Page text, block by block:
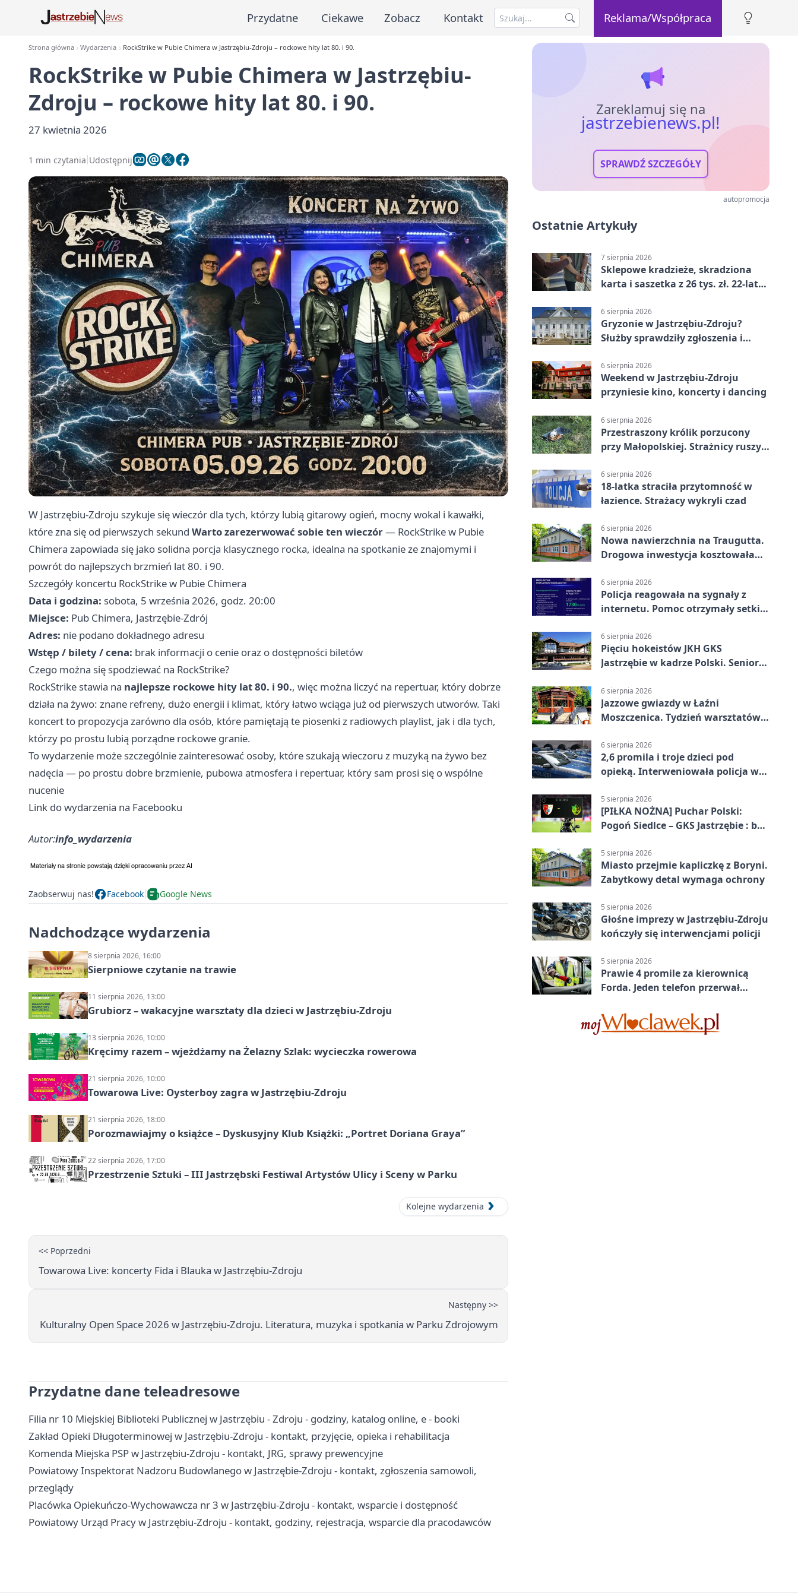
Przydatne Ciekawe Zobacz Kontakt Reklama/Współpraca
Strona główna Wydarzenia RockStrike w Pubie Chimera w Jastrzębiu-Zdroju – rockowe hity lat 80. i 90.
RockStrike w Pubie Chimera w Jastrzębiu-
Zdroju – rockowe hity lat 80. i 90.
27 kwietnia 2026
1 min czytania Udostępnij
W Jastrzębiu-Zdroju szykuje się wieczór dla tych, którzy lubią gitarowy ogień, mocny wokal i kawałki,
które zna się od pierwszych sekund Warto zarezerwować sobie ten wieczór— RockStrike w Pubie
Chimera zapowiada się jako solidna porcja klasycznego rocka, idealna na spotkanie ze znajomymi i
powrót do najlepszych brzmień lat 80. i 90.
Szczegóły koncertu RockStrike w Pubie Chimera
Data i godzina: sobota, 5 września 2026, godz. 20:00
Miejsce: Pub Chimera, Jastrzębie-Zdrój
Adres: nie podano dokładnego adresu
Wstęp / bilety / cena: brak informacji o cenie oraz o dostępności biletów
Czego można się spodziewać na RockStrike?
RockStrike stawia na najlepsze rockowe hity lat 80. i 90., więc można liczyć na repertuar, który dobrze
działa na żywo: znane refreny, dużo energii i klimat, który łatwo wciąga już od pierwszych utworów. Taki
koncert to propozycja zarówno dla osób, które pamiętają te piosenki z radiowych playlist, jak i dla tych,
którzy po prostu lubią porządne rockowe granie.
To wydarzenie może szczególnie zainteresować osoby, które szukają wieczoru z muzyką na żywo bez
nadęcia — po prostu dobre brzmienie, pubowa atmosfera i repertuar, który sam prosi się o wspólne
nucenie
Link do wydarzenia na Facebooku
Autor:info_wydarzenia
Zaobserwuj nas! Facebook Google News
Nadchodzące wydarzenia
8 sierpnia 2026, 16:00
Sierpniowe czytanie na trawie
11 sierpnia 2026, 13:00
Grubiorz – wakacyjne warsztaty dla dzieci w Jastrzębiu-Zdroju
13 sierpnia 2026, 10:00
Kręcimy razem – wjeżdżamy na Żelazny Szlak: wycieczka rowerowa
21 sierpnia 2026, 10:00
Towarowa Live: Oysterboy zagra w Jastrzębiu-Zdroju
21 sierpnia 2026, 18:00
Porozmawiajmy o książce – Dyskusyjny Klub Książki: „Portret Doriana Graya”
22 sierpnia 2026, 17:00
Przestrzenie Sztuki – III Jastrzębski Festiwal Artystów Ulicy i Sceny w Parku
Kolejne wydarzenia
<< Poprzedni
Towarowa Live: koncerty Fida i Blauka w Jastrzębiu-Zdroju
Następny >>
Kulturalny Open Space 2026 w Jastrzębiu-Zdroju. Literatura, muzyka i spotkania w Parku Zdrojowym
Przydatne dane teleadresowe
Filia nr 10 Miejskiej Biblioteki Publicznej w Jastrzębiu - Zdroju - godziny, katalog online, e - booki
Zakład Opieki Długoterminowej w Jastrzębiu-Zdroju - kontakt, przyjęcie, opieka i rehabilitacja
Komenda Miejska PSP w Jastrzębiu-Zdroju - kontakt, JRG, sprawy prewencyjne
Powiatowy Inspektorat Nadzoru Budowlanego w Jastrzębie-Zdroju - kontakt, zgłoszenia samowoli,
przeglądy
Placówka Opiekuńczo-Wychowawcza nr 3 w Jastrzębiu-Zdroju - kontakt, wsparcie i dostępność
Powiatowy Urząd Pracy w Jastrzębiu-Zdroju - kontakt, godziny, rejestracja, wsparcie dla pracodawców
Zareklamuj się na
jastrzebienews.pl!
SPRAWDŹ SZCZEGÓŁY
autopromocja
Ostatnie Artykuły
7 sierpnia 2026
Sklepowe kradzieże, skradziona
karta i saszetka z 26 tys. zł. 22-latek
6 sierpnia 2026
Gryzonie w Jastrzębiu-Zdroju?
Służby sprawdziły zgłoszenia i
6 sierpnia 2026
Weekend w Jastrzębiu-Zdroju
przyniesie kino, koncerty i dancing
6 sierpnia 2026
Przestraszony królik porzucony
przy Małopolskiej. Strażnicy ruszyli
6 sierpnia 2026
18-latka straciła przytomność w
łazience. Strażacy wykryli czad
6 sierpnia 2026
Nowa nawierzchnia na Traugutta.
Drogowa inwestycja kosztowała
6 sierpnia 2026
Policja reagowała na sygnały z
internetu. Pomoc otrzymały setki
6 sierpnia 2026
Pięciu hokeistów JKH GKS
Jastrzębie w kadrze Polski. Seniorzy
6 sierpnia 2026
Jazzowe gwiazdy w Łaźni
Moszczenica. Tydzień warsztatów
6 sierpnia 2026
2,6 promila i troje dzieci pod
opieką. Interweniowała policja w
5 sierpnia 2026
[PIŁKA NOŻNA] Puchar Polski:
Pogoń Siedlce – GKS Jastrzębie : bez
5 sierpnia 2026
Miasto przejmie kapliczkę z Boryni.
Zabytkowy detal wymaga ochrony
5 sierpnia 2026
Głośne imprezy w Jastrzębiu-Zdroju
kończyły się interwencjami policji
5 sierpnia 2026
Prawie 4 promile za kierownicą
Forda. Jeden telefon przerwał